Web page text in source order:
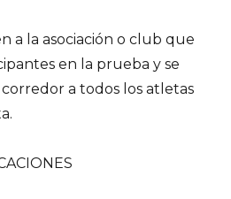
a la asociación o club que
en la prueba y se
a todos los atletas